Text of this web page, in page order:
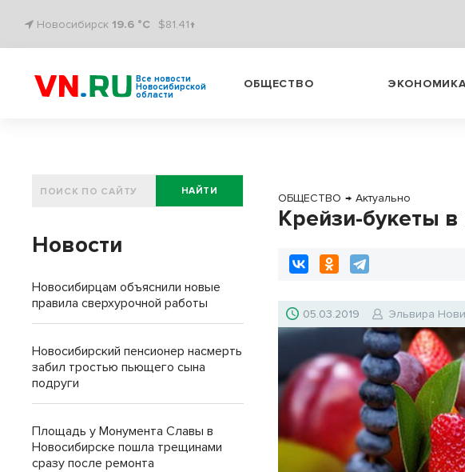
Новосибирск 19.6 °C $81.41↑
Все новости
Новосибирской
области
ОБЩЕСТВО
ОБЩЕСТВО → Актуально
Крейзи-букеты
05.03.2019 Эльвира
НАЙТИ
Новости
Новосибирцам объяснили новые
правила сверхурочной работы
Новосибирский пенсионер насмерть
забил тростью пьющего сына
подруги
Площадь у Монумента Славы в
Новосибирске пошла трещинами
сразу после ремонта